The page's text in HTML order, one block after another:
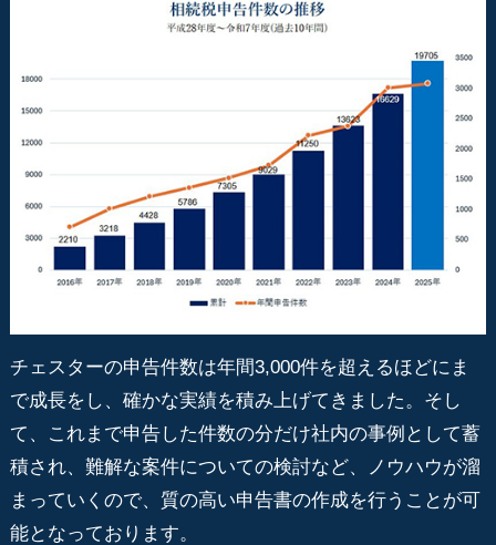
チェスターの申告件数は年間3,000件を超えるほどにま
で成長をし、確かな実績を積み上げてきました。そし
て、これまで申告した件数の分だけ社内の事例として蓄
積され、難解な案件についての検討など、ノウハウが溜
まっていくので、質の高い申告書の作成を行うことが可
能となっております。